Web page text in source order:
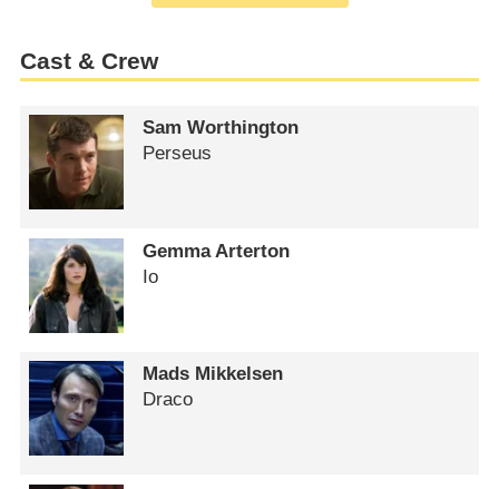
Cast & Crew
Sam Worthington
Perseus
Gemma Arterton
Io
Mads Mikkelsen
Draco